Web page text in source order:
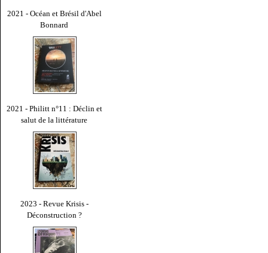
2021 - Océan et Brésil d'Abel
Bonnard
2021 - Philitt n°11 : Déclin et
salut de la littérature
2023 - Revue Krisis -
Déconstruction ?